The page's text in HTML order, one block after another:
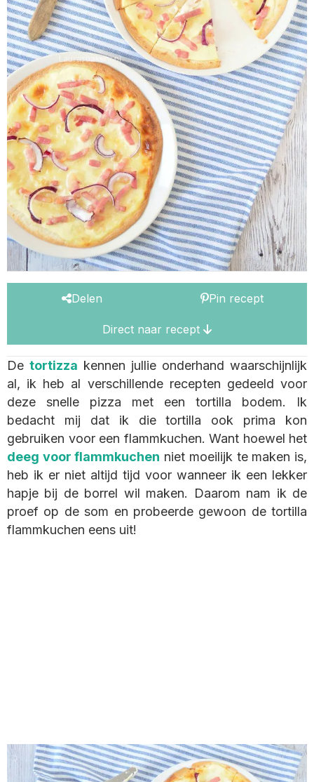
Delen Pin recept
Direct naar recept
De tortizza kennen jullie onderhand waarschijnlijk
al, ik heb al verschillende recepten gedeeld voor
deze snelle pizza met een tortilla bodem. Ik
bedacht mij dat ik die tortilla ook prima kon
gebruiken voor een flammkuchen. Want hoewel het
deeg voor flammkuchen niet moeilijk te maken is,
heb ik er niet altijd tijd voor wanneer ik een lekker
hapje bij de borrel wil maken. Daarom nam ik de
proef op de som en probeerde gewoon de tortilla
flammkuchen eens uit!